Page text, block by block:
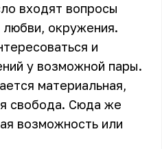
входят вопросы
любви, окружения.
и
у возможной пары.
материальная,
свобода. Сюда же
возможность или